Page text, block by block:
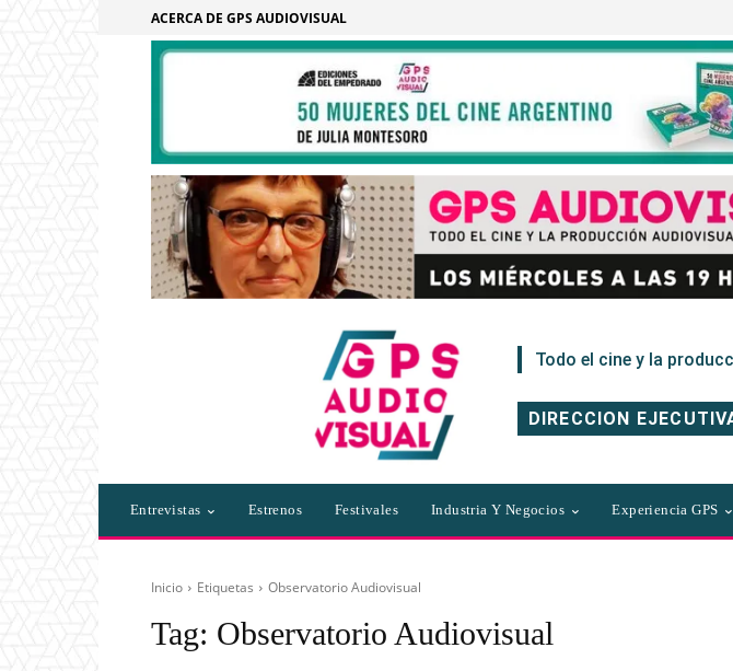
ACERCA DE GPS AUDIOVISUAL
Todo el cine y la
DIRECCION
Entrevistas Estrenos Festivales Industria Y Negocios Experiencia GPS
Inicio Etiquetas Observatorio Audiovisual
Tag: Observatorio Audiovisual